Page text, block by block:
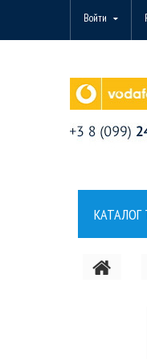
Войти
КАТАЛОГ